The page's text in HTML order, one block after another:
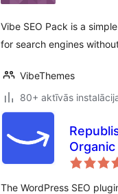
Vibe SEO Pack is a
for search engines
VibeThemes
80+ aktīvās
The WordPress SEO